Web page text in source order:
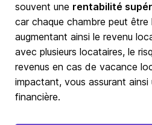
souvent une rentabilité
car chaque chambre peut être
augmentant ainsi le revenu
avec plusieurs locataires, le
revenus en cas de vacance
impactant, vous assurant
financière.